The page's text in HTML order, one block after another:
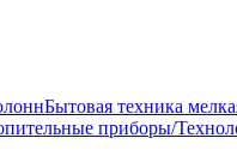
Бытовая техника
приборы/